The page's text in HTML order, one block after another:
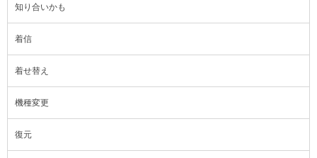
知り合いかも
着信
着せ替え
機種変更
復元